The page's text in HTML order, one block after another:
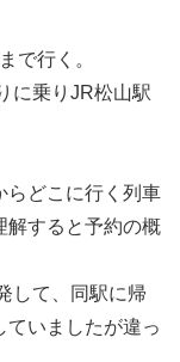
で行く。
に乗りJR松山駅
らどこに行く列車
解すると予約の概
して、同駅に帰
ていましたが違っ